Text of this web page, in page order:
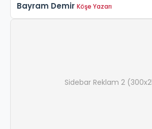
Bayram Demir Köşe Yazarı
Sidebar Reklam 2